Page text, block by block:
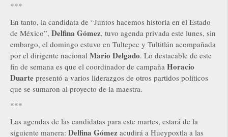
***
En tanto, la candidata de “Juntos hacemos historia en el Estado
de México”, Delfina Gómez, tuvo agenda privada este lunes, sin
embargo, el domingo estuvo en Tultepec y Tultitlán acompañada
por el dirigente nacional Mario Delgado. Lo destacable de este
fin de semana es que el coordinador de campaña Horacio
Duarte presentó a varios liderazgos de otros partidos políticos
que se sumaron al proyecto de la maestra.
***
Las agendas de las candidatas para este martes, estará de la
siguiente manera: Delfina Gómez acudirá a Hueypoxtla a las